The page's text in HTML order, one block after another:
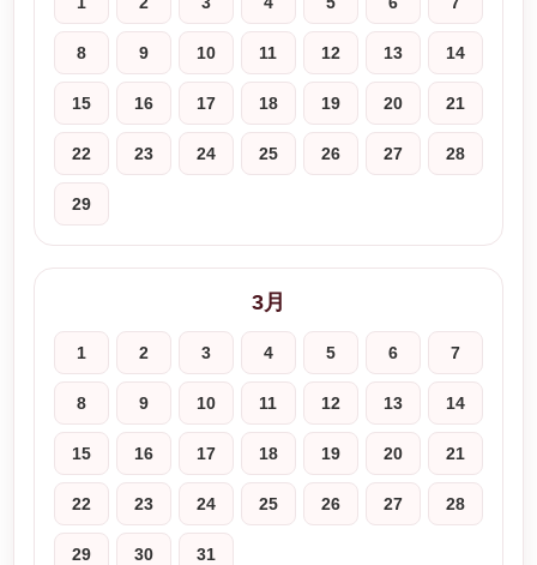
8 9 10 11 12 13 14
15 16 17 18 19 20 21
22 23 24 25 26 27 28
29
3月
1 2 3 4 5 6 7
8 9 10 11 12 13 14
15 16 17 18 19 20 21
22 23 24 25 26 27 28
29 30 31